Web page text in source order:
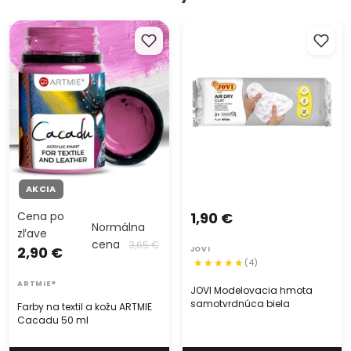
Farby na textil a kožu ARTMIE
Cacadu 50 ml
AKCIA
Farby na textil a kožu ARTMIE
Cacadu 50 ml
Cena po
zľave
2,90 €
Normálna
cena
3,65 €
ARTMIE®
JOVI Modelovacia hmota
samotvrdnúca biela
1,90 €
JOVI
(4)